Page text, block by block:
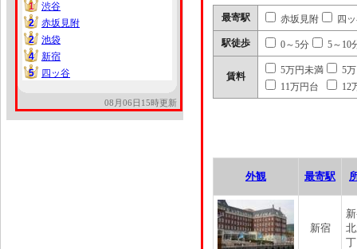
1
1
渋谷
2
2
赤坂見附
2
2
池袋
4
4
新宿
5
5 四ッ谷
08月06日15時更新
最寄駅 赤坂見附 四
駅徒歩 0～5分 5～10
賃料
5万円未満
5
11万円台
12
外観 最寄駅
新宿